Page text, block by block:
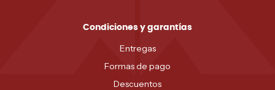
Condiciones y garantías
Entregas
Formas de pago
Descuentos